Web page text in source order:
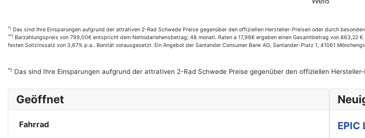
*) Das sind Ihre Einsparungen aufgrund der attrativen 2-Rad Schwede Preise gegenüber den offiziellen Hersteller-Preisen oder durch
**) Barzahlungspreis von 799,00€ entspricht dem Nettodarlehensbetrag; 48 monatl. Raten a 17,98€ ergeben einen Gesamtbetrag von
festen Sollzinssatz von 3,67% p.a.. Bonität vorausgesetzt. Ein Angebot der Santander Consumer Bank AG, Santander-Platz 1, 41061
*) Das sind Ihre Einsparungen aufgrund der attrativen 2-Rad Schwede Preise gegenüber den offiziellen
Geöffnet
Fahrrad
EPIC